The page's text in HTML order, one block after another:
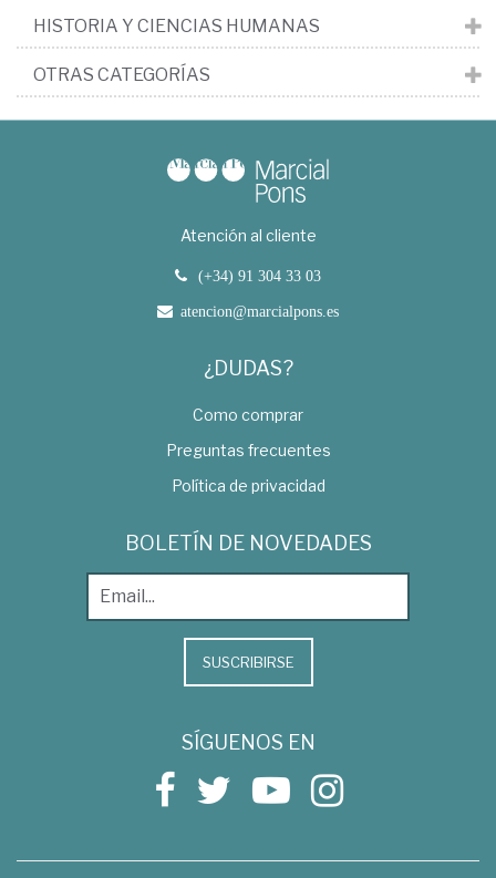
HISTORIA Y CIENCIAS HUMANAS
OTRAS CATEGORÍAS
Atención al cliente
(+34) 91 304 33 03
atencion@marcialpons.es
¿DUDAS?
Como comprar
Preguntas frecuentes
Política de privacidad
BOLETÍN DE NOVEDADES
SUSCRIBIRSE
SÍGUENOS EN